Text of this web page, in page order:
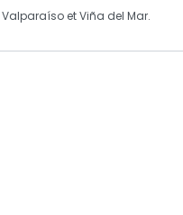
Valparaíso etViña del Mar.